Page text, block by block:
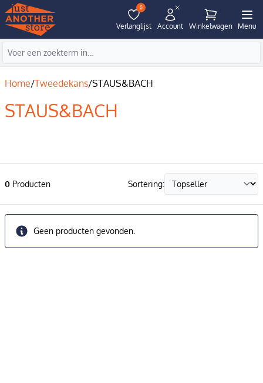
0
Verlanglijst Account Winkelwagen Menu
Home/Tweedekans/STAUS&BACH
STAUS&BACH
0 Producten Sortering:
Geen producten gevonden.